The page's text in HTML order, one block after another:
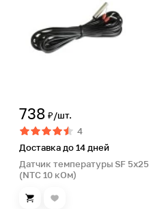
738 ₽/шт.
4
Доставка до 14 дней
Датчик температуры SF 5х25
(NTC 10 кОм)